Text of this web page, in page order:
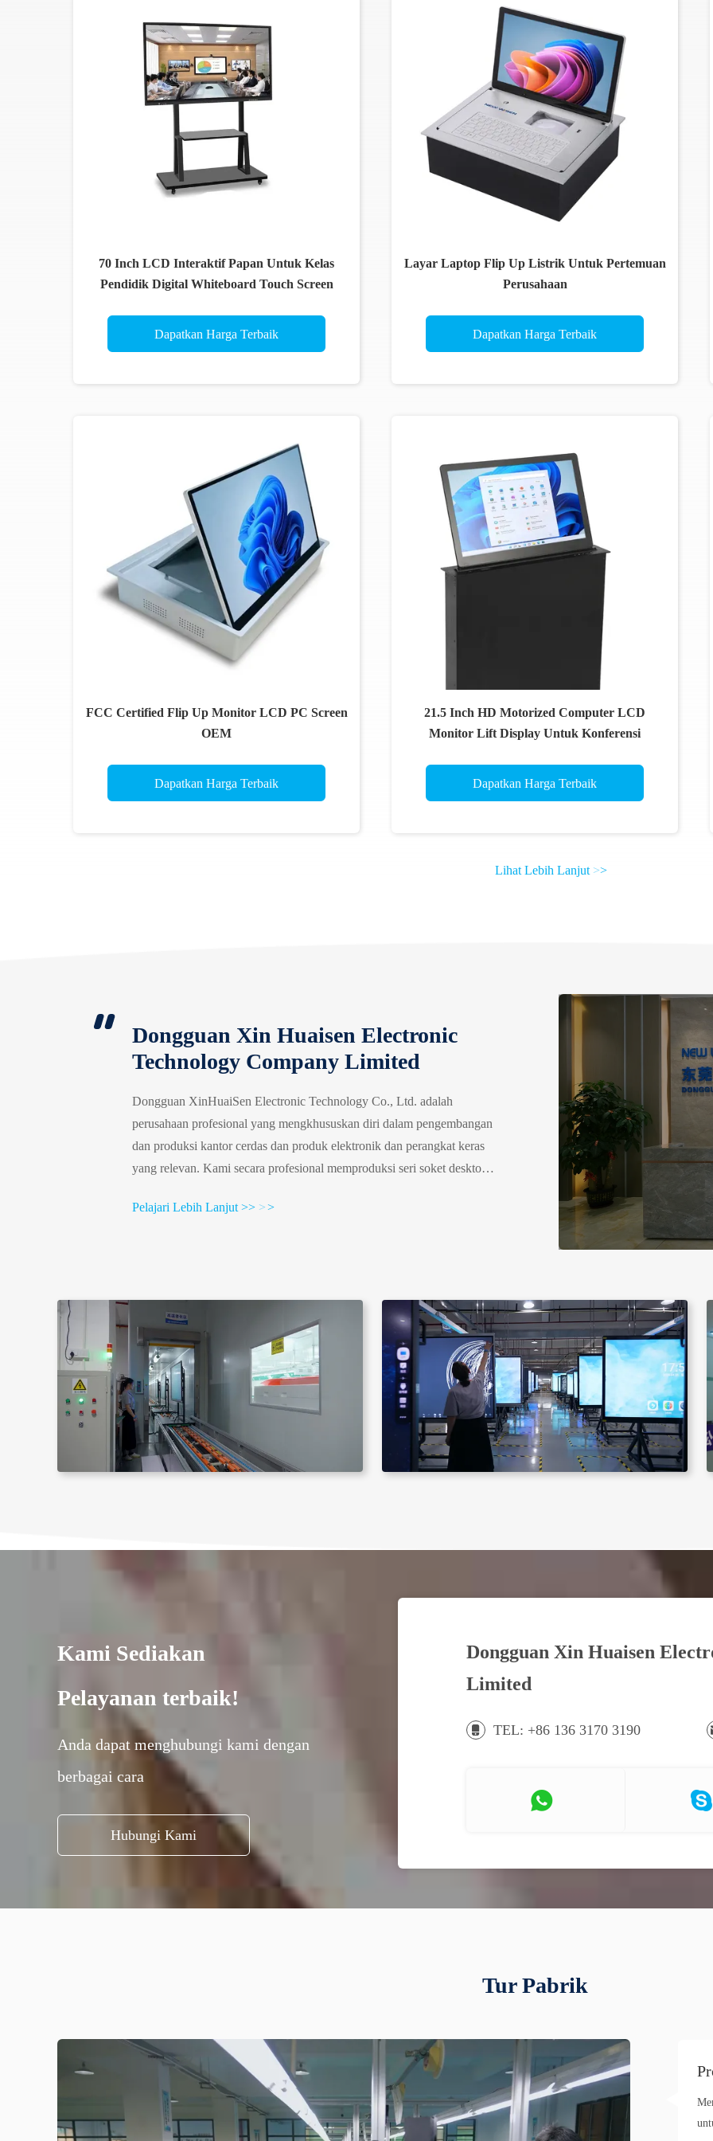
70 Inch LCD Interaktif Papan Untuk Kelas
Pendidik Digital Whiteboard Touch Screen
Dapatkan Harga Terbaik
Layar Laptop Flip Up Listrik Untuk Pertemuan
Perusahaan
Dapatkan Harga Terbaik
FCC Certified Flip Up Monitor LCD PC Screen
OEM
Dapatkan Harga Terbaik
21.5 Inch HD Motorized Computer LCD
Monitor Lift Display Untuk Konferensi
Dapatkan Harga Terbaik
Lihat Lebih Lanjut >>
Dongguan Xin Huaisen Electronic
Technology Company Limited
Dongguan XinHuaiSen Electronic Technology Co., Ltd. adalah
perusahaan profesional yang mengkhususkan diri dalam pengembangan
dan produksi kantor cerdas dan produk elektronik dan perangkat keras
yang relevan. Kami secara profesional memproduksi seri soket desktop
didirikan pada tahun 2004, menempati 12.000 meter persegi, memiliki
Pelajari Lebih Lanjut >> >>
Kami Sediakan
Pelayanan terbaik!
Anda dapat menghubungi kami dengan
berbagai cara
Hubungi Kami
Dongguan Xin Huaisen
Limited
TEL: +86 136 3170 3190
Tur Pabrik